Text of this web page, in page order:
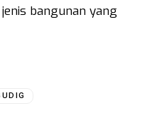
bangunan yang